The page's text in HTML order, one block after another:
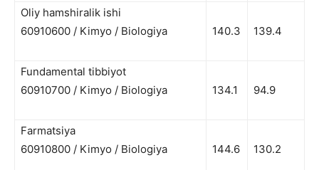
Oliy hamshiralik ishi
60910600 / Kimyo / Biologiya
140.3 139.4
Fundamental tibbiyot
60910700 / Kimyo / Biologiya
134.1 94.9
Farmatsiya
60910800 / Kimyo / Biologiya
144.6 130.2